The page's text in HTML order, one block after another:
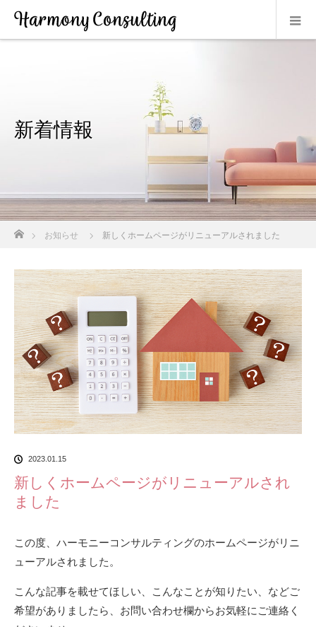
新着情報
ホーム
お知らせ 新しくホームページがリニューアルされました
2023.01.15
新しくホームページがリニューアルされ
ました
この度、ハーモニーコンサルティングのホームページがリニ
ューアルされました。
こんな記事を載せてほしい、こんなことが知りたい、などご
希望がありましたら、お問い合わせ欄からお気軽にご連絡く